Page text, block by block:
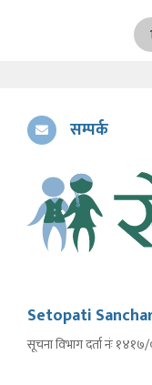
1
सम्पर्क
Setopati
सूचना विभाग दर्ता नंः